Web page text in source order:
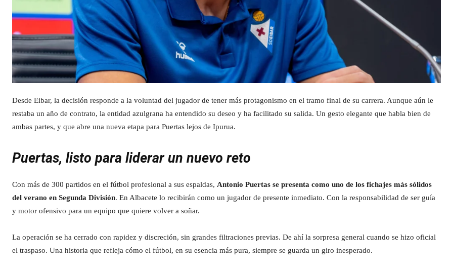
Desde Eibar, la decisión responde a la voluntad del jugador de tener más protagonismo en el tramo final de su carrera. Aunque aún le
restaba un año de contrato, la entidad azulgrana ha entendido su deseo y ha facilitado su salida. Un gesto elegante que habla bien de
ambas partes, y que abre una nueva etapa para Puertas lejos de Ipurua.
Puertas, listo para liderar un nuevo reto
Con más de 300 partidos en el fútbol profesional a sus espaldas, Antonio Puertas se presenta como uno de los fichajes más sólidos
del verano en Segunda División. En Albacete lo recibirán como un jugador de presente inmediato. Con la responsabilidad de ser guía
y motor ofensivo para un equipo que quiere volver a soñar.
La operación se ha cerrado con rapidez y discreción, sin grandes filtraciones previas. De ahí la sorpresa general cuando se hizo oficial
el traspaso. Una historia que refleja cómo el fútbol, en su esencia más pura, siempre se guarda un giro inesperado.